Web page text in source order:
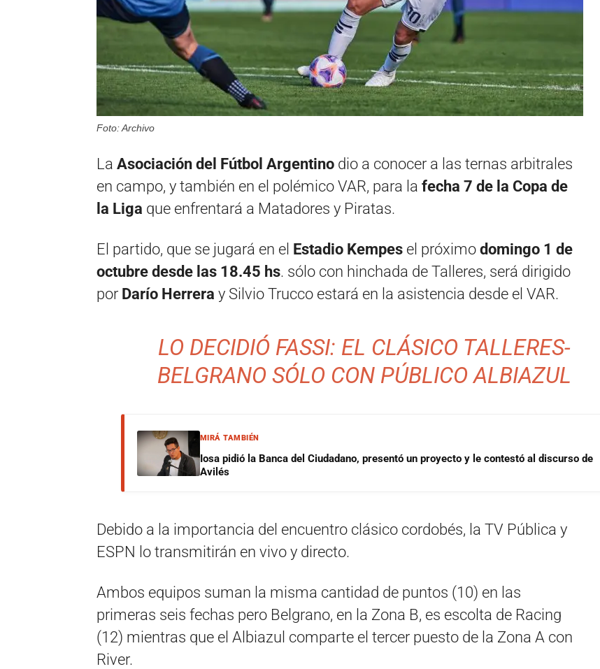
Foto: Archivo
La Asociación del Fútbol Argentino dio a conocer a las ternas arbitrales
en campo, y también en el polémico VAR, para la fecha 7 de la Copa de
la Liga que enfrentará a Matadores y Piratas.
El partido, que se jugará en el Estadio Kempes el próximo domingo 1 de
octubre desde las 18.45 hs. sólo con hinchada de Talleres, será dirigido
por Darío Herrera y Silvio Trucco estará en la asistencia desde el VAR.
LO DECIDIÓ FASSI: EL CLÁSICO TALLERES-
BELGRANO SÓLO CON PÚBLICO ALBIAZUL
MIRÁ TAMBIÉN
Iosa pidió la Banca del Ciudadano, presentó un proyecto y le contestó al discurso de
Avilés
Debido a la importancia del encuentro clásico cordobés, la TV Pública y
ESPN lo transmitirán en vivo y directo.
Ambos equipos suman la misma cantidad de puntos (10) en las
primeras seis fechas pero Belgrano, en la Zona B, es escolta de Racing
(12) mientras que el Albiazul comparte el tercer puesto de la Zona A con
River.